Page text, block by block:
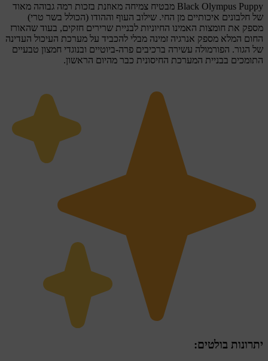
Black Olympus Puppy מבטיח צמיחה מאוזנת בזכות רמה גבוהה מאוד
של חלבונים איכותיים מן החי. שילוב העוף וההודו (הכולל בשר טרי)
מספק את חומצות האמינו החיוניות לבניית שרירים חזקים, בעוד שהאורז
החום המלא מספק אנרגיה זמינה מבלי להכביד על מערכת העיכול העדינה
של הגור. הפורמולה עשירה ברכיבים פרה-ביוטיים ובנוגדי חמצון טבעיים
התומכים בבניית המערכת החיסונית כבר מהיום הראשון.
יתרונות בולטים: